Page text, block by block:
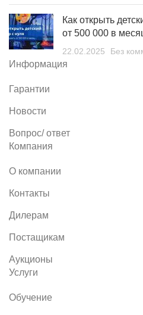
Как открыть
от 500 000 в
22.02.2025 Без
Информация
Гарантии
Новости
Вопрос/ ответ
Компания
О компании
Контакты
Дилерам
Постащикам
Аукционы
Услуги
Обучение